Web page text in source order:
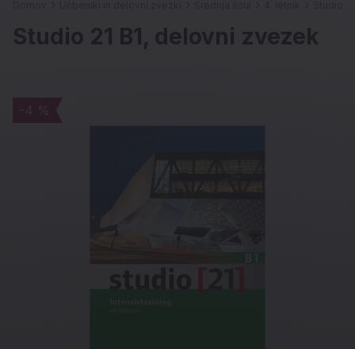
Studio 21 B1, delovni zvezek
-4 %